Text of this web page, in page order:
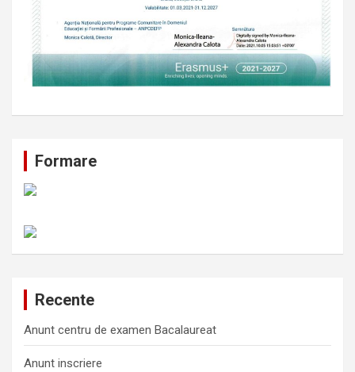
Formare
Recente
Anunt centru de examen Bacalaureat
Anunt inscriere